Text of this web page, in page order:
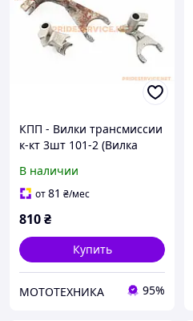
КПП - Вилки трансмиссии
к-кт 3шт 101-2 (Вилка
шестерни "узкая")
В наличии
от81 ₴/мес
810₴
Купить
МОТОТЕХНИКА 95%